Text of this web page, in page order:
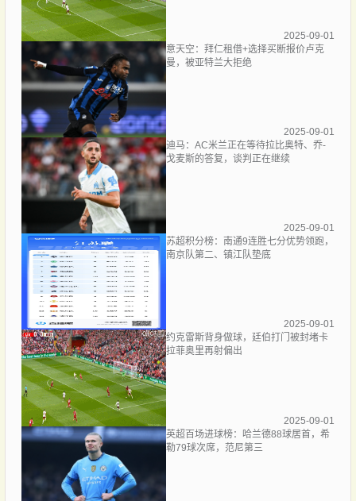
2025-09-01
意天空：拜仁租借+选择买断报价卢克
曼，被亚特兰大拒绝
2025-09-01
迪马：AC米兰正在等待拉比奥特、乔-
戈麦斯的答复，谈判正在继续
2025-09-01
苏超积分榜：南通9连胜七分优势领跑，
南京队第二、镇江队垫底
2025-09-01
约克雷斯背身做球，廷伯打门被封堵卡
拉菲奥里再射偏出
2025-09-01
英超百场进球榜：哈兰德88球居首，希
勒79球次席，范尼第三